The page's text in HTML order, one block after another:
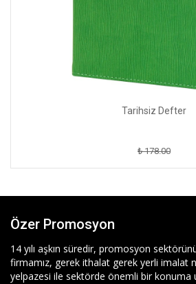
Tarihsiz Defter
₺ 178.00
Özer Promosyon
14 yılı aşkın süredir, promosyon
firmamız, gerek ithalat gerek yerli imalat
yelpazesi ile sektörde önemli bir konuma